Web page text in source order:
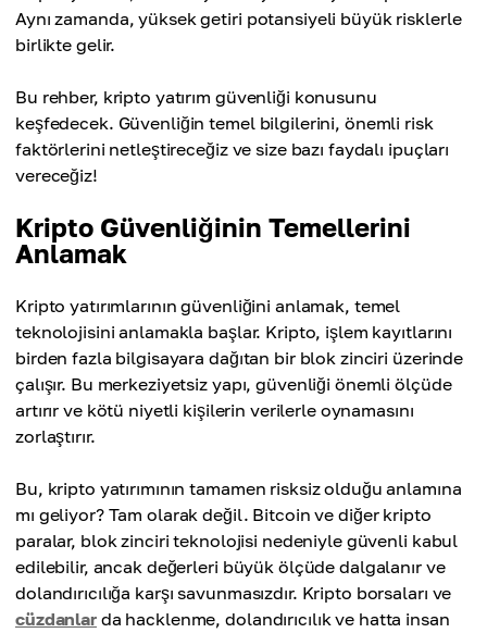
Aynı zamanda, yüksek getiri potansiyeli büyük risklerle
birlikte gelir.
Bu rehber, kripto yatırım güvenliği konusunu
keşfedecek. Güvenliğin temel bilgilerini, önemli risk
faktörlerini netleştireceğiz ve size bazı faydalı ipuçları
vereceğiz!
Kripto Güvenliğinin Temellerini
Anlamak
Kripto yatırımlarının güvenliğini anlamak, temel
teknolojisini anlamakla başlar. Kripto, işlem kayıtlarını
birden fazla bilgisayara dağıtan bir blok zinciri üzerinde
çalışır. Bu merkeziyetsiz yapı, güvenliği önemli ölçüde
artırır ve kötü niyetli kişilerin verilerle oynamasını
zorlaştırır.
Bu, kripto yatırımının tamamen risksiz olduğu anlamına
mı geliyor? Tam olarak değil. Bitcoin ve diğer kripto
paralar, blok zinciri teknolojisi nedeniyle güvenli kabul
edilebilir, ancak değerleri büyük ölçüde dalgalanır ve
dolandırıcılığa karşı savunmasızdır. Kripto borsaları ve
cüzdanlarda hacklenme, dolandırıcılık ve hatta insan